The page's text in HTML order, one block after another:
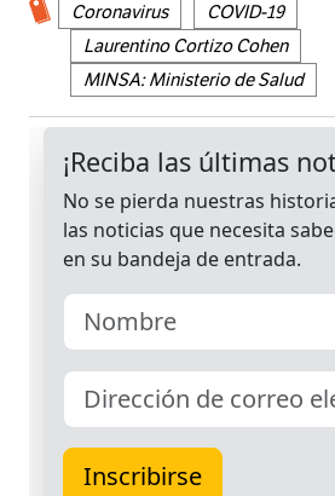
Coronavirus
COVID-19
Laurentino Cortizo Cohen
MINSA: Ministerio de Salud